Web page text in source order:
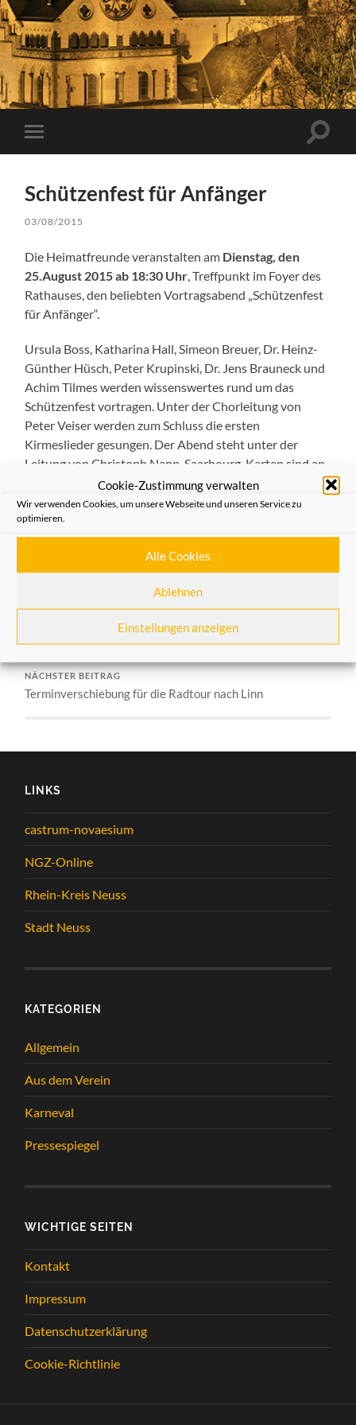
Cookie-Zustimmung verwalten
Wir verwenden Cookies, um unsere Webseite und unseren Service zu
optimieren.
Alle Cookies
Ablehnen
Einstellungen anzeigen
Mobile-
Menü
Schützenfest für Anfänger
03/08/2015
Die Heimatfreunde veranstalten am Dienstag, den
25.August 2015 ab 18:30 Uhr , Treffpunkt im Foyer des
Rathauses, den beliebten Vortragsabend „Schützenfest
für Anfänger“.
Ursula Boss, Katharina Hall, Simeon Breuer, Dr. Heinz-
Günther Hüsch, Peter Krupinski, Dr. Jens Brauneck und
Achim Tilmes werden wissenswertes rund um das
Schützenfest vortragen. Unter der Chorleitung von
Peter Veiser werden zum Schluss die ersten
Kirmeslieder gesungen. Der Abend steht unter der
Leitung von Christoph Napp-Saarbourg. Karten sind an
der Infotheke im Rathaus, in der Geschäftsstelle der
Heimatfreunde sowie in der Einhorn-Apotheke
erhältlich.
Junge Neusser Blickwinkel
NÄCHSTER BEITRAG
Terminverschiebung für die Radtour nach Linn
LINKS
castrum-novaesium
NGZ-Online
Rhein-Kreis Neuss
Stadt Neuss
KATEGORIEN
Allgemein
Aus dem Verein
Karneval
Pressespiegel
WICHTIGE SEITEN
Kontakt
Impressum
Datenschutzerklärung
Cookie-Richtlinie